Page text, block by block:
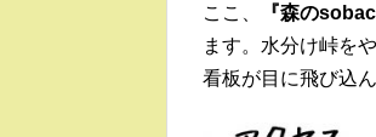
ここ、 『森の
ます。水分け峠を
看板が目に飛び込